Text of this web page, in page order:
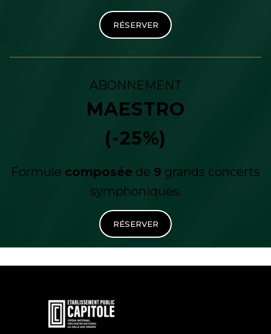
RÉSERVER
ABONNEMENT
MAESTRO
(-25%)
Formule composée de 9 grands concerts
symphoniques.
RÉSERVER
En
savoir